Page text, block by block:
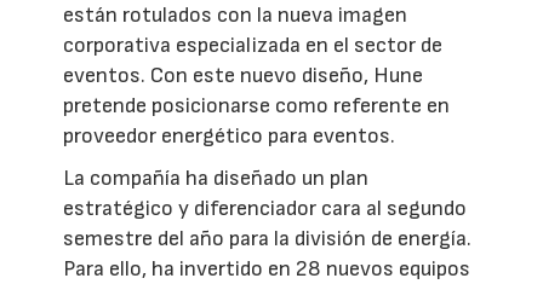
están rotulados con la nueva imagen
corporativa especializada en el sector de
eventos. Con este nuevo diseño, Hune
pretende posicionarse como referente en
proveedor energético para eventos.
La compañía ha diseñado un plan
estratégico y diferenciador cara al segundo
semestre del año para la división de energía.
Para ello, ha invertido en 28 nuevos equipos